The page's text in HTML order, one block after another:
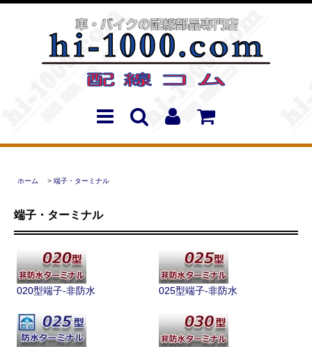
ホーム > 端子・ターミナル
端子・ターミナル
020型端子-非防水 025型端子-非防水